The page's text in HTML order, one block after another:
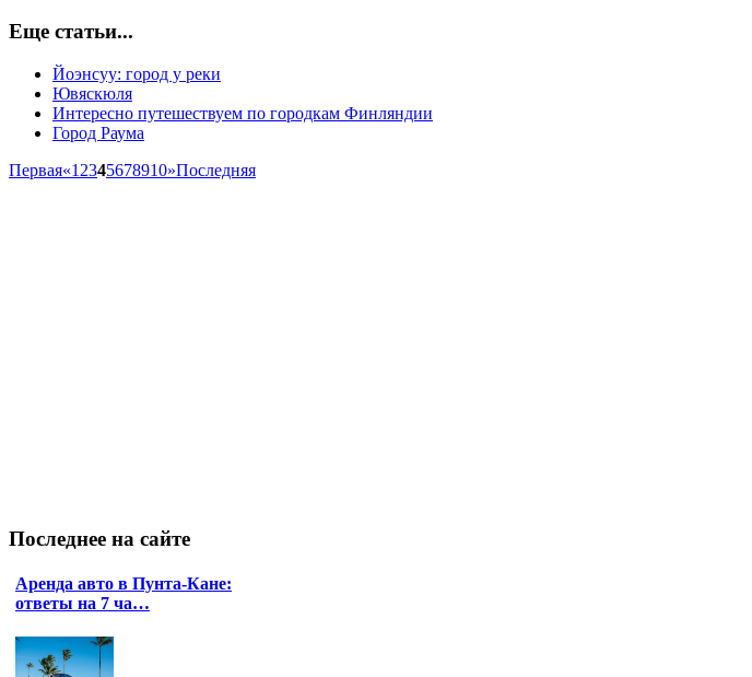
Еще статьи...
Йоэнсуу: город у реки
Ювяскюля
Интересно путешествуем по городкам Финляндии
Город Раума
Первая«1 2345678910»Последняя
Последнее на сайте
Аренда авто в Пунта-Кане:
ответы на 7 ча…